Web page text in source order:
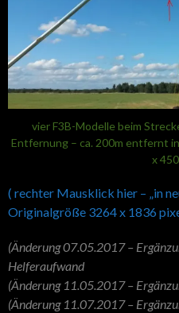
vier F3B-Modelle beim
Entfernung – ca. 200m entfernt
x
( rechter Mausklick hier – „in
Originalgröße 3264 x 1836
(Änderung 07.05.2017 –
Helferaufwand
(Änderung 11.05.2017 –
(Änderung 11.07.2017 –